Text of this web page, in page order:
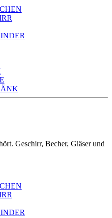
Geschirr, Becher, Gläser und